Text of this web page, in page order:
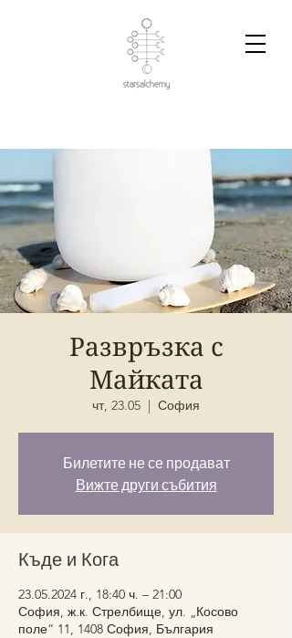
Развръзка с
Майката
чт, 23.05
  |
София
Билетите не се продават
Вижте други събития
Къде и Кога
23.05.2024 г., 18:40 ч. – 21:00
София, ж.к. Стрелбище, ул. „Косово
поле“ 11, 1408 София, България